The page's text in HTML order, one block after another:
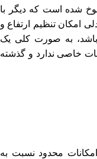
شده است که دیگر با
امکان تنظیم ارتفاع و
به صورت کلی یک
خاصی ندارد و گذشته
محدود نسبت به